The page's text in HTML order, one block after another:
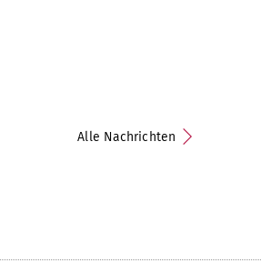
Alle Nachrichten